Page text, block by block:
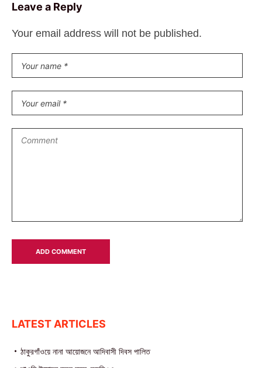
Leave a Reply
Your email address will not be published.
LATEST ARTICLES
ঠাকুরগাঁওয়ে নানা আয়োজনে আদিবাসী দিবস পালিত